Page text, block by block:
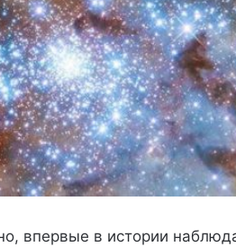
впервые в истории